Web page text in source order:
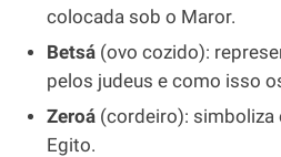
colocada sob o Maror.
Betsá (ovo cozido):
pelos judeus e como isso
Zeroá (cordeiro): simboliza
Egito.